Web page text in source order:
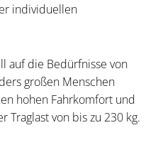
individuellen
auf die Bedürfnisse von
großen Menschen
hohen Fahrkomfort und
Traglast von bis zu 230 kg.